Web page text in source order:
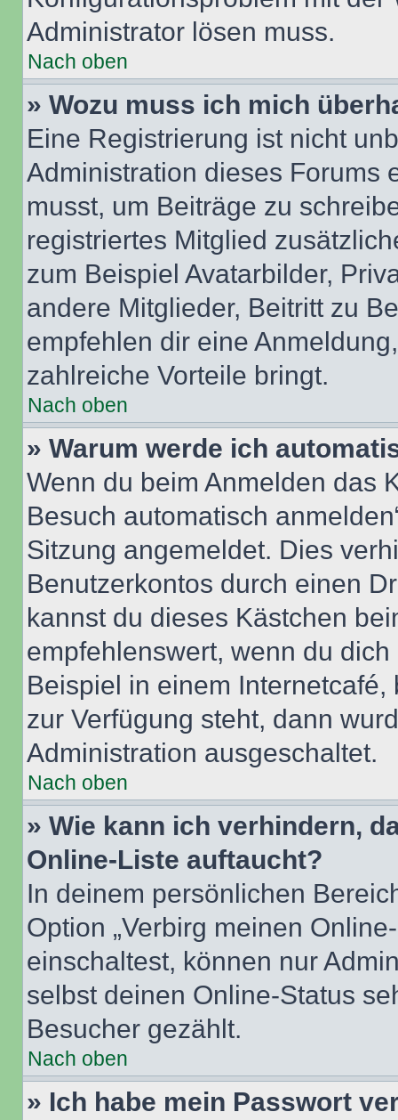
Administrator lösen muss.
Nach oben
» Wozu muss ich mich
Eine Registrierung ist nicht
Administration dieses Forums
musst, um Beiträge zu
registriertes Mitglied
zum Beispiel Avatarbilder,
andere Mitglieder, Beitritt zu
empfehlen dir eine
zahlreiche Vorteile bringt.
Nach oben
» Warum werde ich
Wenn du beim Anmelden das
Besuch automatisch
Sitzung angemeldet. Dies
Benutzerkontos durch einen
kannst du dieses Kästchen
empfehlenswert, wenn du
Beispiel in einem
zur Verfügung steht, dann
Administration ausgeschaltet.
Nach oben
» Wie kann ich verhindern,
Online-Liste auftaucht?
In deinem persönlichen
Option „Verbirg meinen
einschaltest, können nur
selbst deinen Online-Status
Besucher gezählt.
Nach oben
» Ich habe mein Passwort